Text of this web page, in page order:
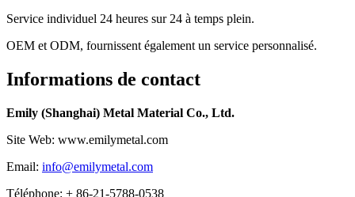
Service individuel 24 heures sur 24 à temps plein.
OEM et ODM, fournissent également un service personnalisé.
Informations de contact
Emily (Shanghai) Metal Material Co., Ltd.
Site Web: www.emilymetal.com
Email: info@emilymetal.com
Téléphone: + 86-21-5788-0538